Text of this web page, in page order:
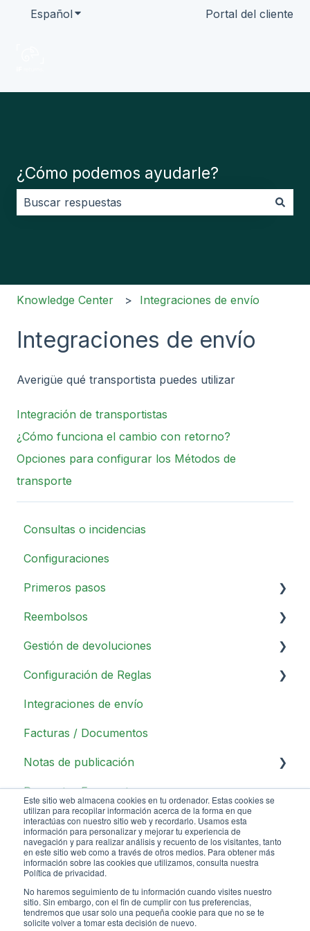
Este sitio web almacena cookies en tu ordenador. Estas cookies se
utilizan para recopilar información acerca de la forma en que
interactúas con nuestro sitio web y recordarlo. Usamos esta
información para personalizar y mejorar tu experiencia de
navegación y para realizar análisis y recuento de los visitantes, tanto
en este sitio web como a través de otros medios. Para obtener más
información sobre las cookies que utilizamos, consulta nuestra
Política de privacidad.
No haremos seguimiento de tu información cuando visites nuestro
sitio. Sin embargo, con el fin de cumplir con tus preferencias,
tendremos que usar solo una pequeña cookie para que no se te
solicite volver a tomar esta decisión de nuevo.
EspañolTraducciones de Mostrar submenú de
Portal del cliente
¿Cómo podemos ayudarle?
Knowledge Center Integraciones de envío
Integraciones de envío
Averigüe qué transportista puedes utilizar
Integración de transportistas
¿Cómo funciona el cambio con retorno?
Opciones para configurar los Métodos de
transporte
Consultas o incidencias
Configuraciones
Primeros pasos
Descripción general del portal
Analítica
Configuraciones en la aplicación
Configuraciones del portal de retorno
Configuraciones del Portal de devolución de
Personalizaciones
Reembolsos
Descripción general
Método de Reembolso
Otras configuraciones
Gestión de devoluciones
Operaciones diarias
Métodos de Devolución
Motivos de Devolución
Políticas de Devoluciones
Configuración de Reglas
Información general
Acciones
Condiciones
Operadores
Las reglas más comunes
Integraciones de envío
Facturas / Documentos
Notas de publicación
Notas de publicación 1.1
Notas de publicación 1.2
Notas de publicación 1.3
Notas de publicación 1.4
Notas de publicación 2.0
Preguntas Frecuentes
Knowledge center iF
returns
Copyright © 2026, iF